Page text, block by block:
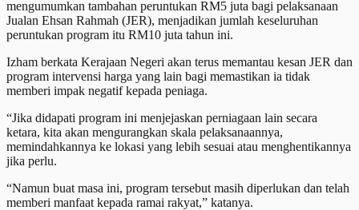
mengumumkan tambahan peruntukan RM5 juta bagi pelaksanaan
Jualan Ehsan Rahmah (JER), menjadikan jumlah keseluruhan
peruntukan program itu RM10 juta tahun ini.
Izham berkata Kerajaan Negeri akan terus memantau kesan JER dan
program intervensi harga yang lain bagi memastikan ia tidak
memberi impak negatif kepada peniaga.
“Jika didapati program ini menjejaskan perniagaan lain secara
ketara, kita akan mengurangkan skala pelaksanaannya,
memindahkannya ke lokasi yang lebih sesuai atau menghentikannya
jika perlu.
“Namun buat masa ini, program tersebut masih diperlukan dan telah
memberi manfaat kepada ramai rakyat,” katanya.